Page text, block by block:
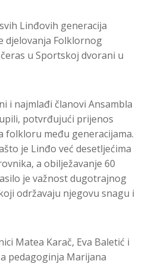
Linđovih generacija
djelovanja Folklornog
u Sportskoj dvorani u
i najmlađi članovi Ansambla
potvrđujući prijenos
folkloru među generacijama.
je Linđo već desetljećima
a obilježavanje 60
je važnost dugotrajnog
održavaju njegovu snagu i
Matea Karač, Eva Baletić i
pedagoginja Marijana